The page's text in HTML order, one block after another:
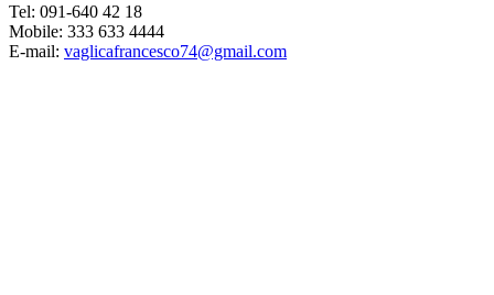
Tel: 091-640 42 18
Mobile: 333 633 4444
E-mail: vaglicafrancesco74@gmail.com